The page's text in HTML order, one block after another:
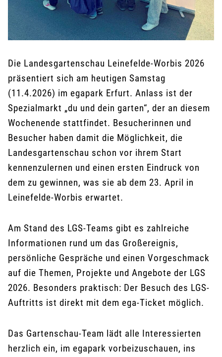
Die Landesgartenschau Leinefelde-Worbis 2026
präsentiert sich am heutigen Samstag
(11.4.2026) im egapark Erfurt. Anlass ist der
Spezialmarkt „du und dein garten“, der an diesem
Wochenende stattfindet. Besucherinnen und
Besucher haben damit die Möglichkeit, die
Landesgartenschau schon vor ihrem Start
kennenzulernen und einen ersten Eindruck von
dem zu gewinnen, was sie ab dem 23. April in
Leinefelde-Worbis erwartet.
Am Stand des LGS-Teams gibt es zahlreiche
Informationen rund um das Großereignis,
persönliche Gespräche und einen Vorgeschmack
auf die Themen, Projekte und Angebote der LGS
2026. Besonders praktisch: Der Besuch des LGS-
Auftritts ist direkt mit dem ega-Ticket möglich.
Das Gartenschau-Team lädt alle Interessierten
herzlich ein, im egapark vorbeizuschauen, ins